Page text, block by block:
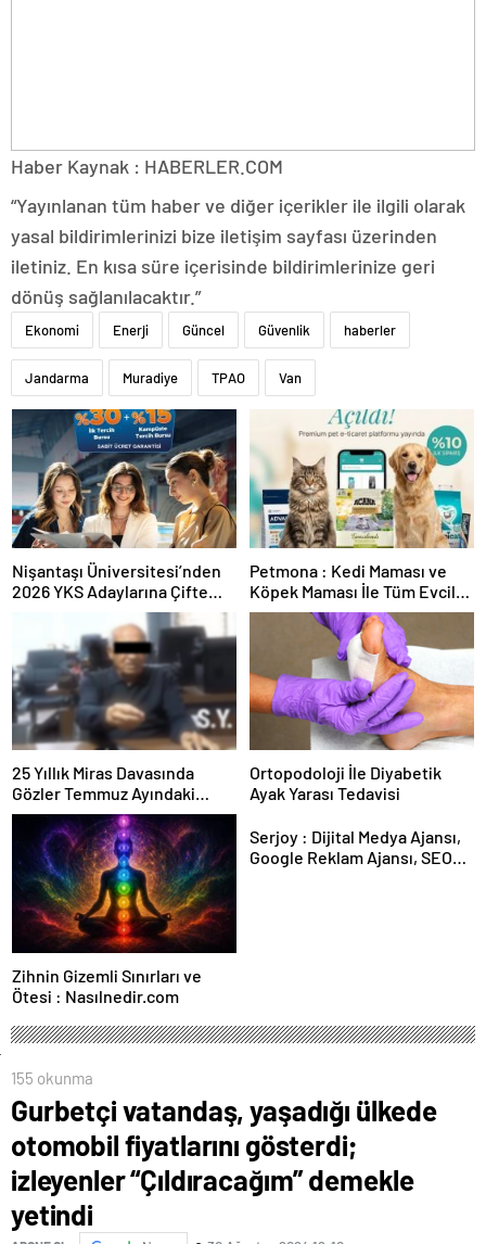
Haber Kaynak : HABERLER.COM
“Yayınlanan tüm haber ve diğer içerikler ile ilgili olarak
yasal bildirimlerinizi bize iletişim sayfası üzerinden
iletiniz. En kısa süre içerisinde bildirimlerinize geri
dönüş sağlanılacaktır.”
Ekonomi Enerji Güncel Güvenlik haberler
Jandarma Muradiye TPAO Van
Nişantaşı Üniversitesi’nden
2026 YKS Adaylarına Çifte
Güvence: Sabit Ücret ve
Kesintisiz Burs
Petmona : Kedi Maması ve
Köpek Maması İle Tüm Evcil
Hayvan Ürünleri
25 Yıllık Miras Davasında
Gözler Temmuz Ayındaki
Karar Duruşmasına Çevrildi
Ortopodoloji İle Diyabetik
Ayak Yarası Tedavisi
Zihnin Gizemli Sınırları ve
Ötesi : Nasılnedir.com
Serjoy : Dijital Medya Ajansı,
Google Reklam Ajansı, SEO
155 okunma
Gurbetçi vatandaş, yaşadığı ülkede
otomobil fiyatlarını gösterdi;
izleyenler “Çıldıracağım” demekle
yetindi